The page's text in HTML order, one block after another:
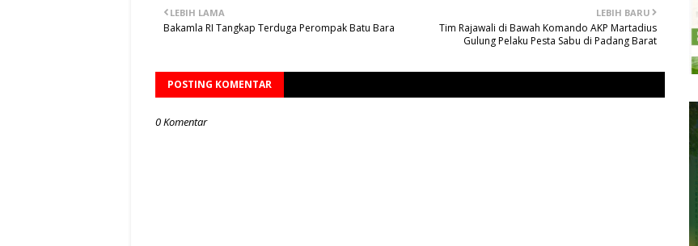
LEBIH BARU
Tim Rajawali di Bawah Komando AKP Martadius
Gulung Pelaku Pesta Sabu di Padang Barat
LEBIH LAMA
Bakamla RI Tangkap Terduga Perompak Batu Bara
POSTING KOMENTAR
0 Komentar